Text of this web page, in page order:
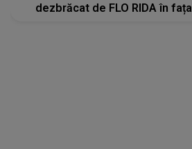
dezbrăcat de FLO RIDA în fața